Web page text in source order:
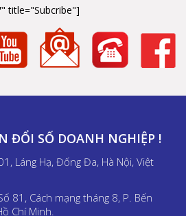
title="Subcribe"]
ĐỔI SỐ DOANH NGHIỆP !
Láng Hạ, Đống Đa, Hà Nội, Việt
81, Cách mạng tháng 8, P. Bến
Chí Minh.